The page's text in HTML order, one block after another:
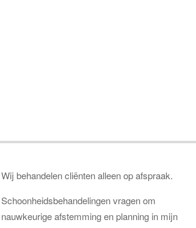
Wij behandelen cliënten alleen op afspraak.
Schoonheidsbehandelingen vragen om
nauwkeurige afstemming en planning in mijn